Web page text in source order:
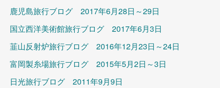
鹿児島旅行ブログ 2017年6月28日～29日
国立西洋美術館旅行ブログ 2017年6月3日
韮山反射炉旅行ブログ 2016年12月23日～24日
富岡製糸場旅行ブログ 2015年5月2日～3日
日光旅行ブログ 2011年9月9日